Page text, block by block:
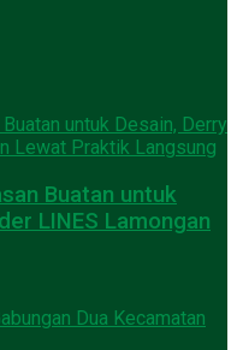
Buatan untuk
LINES Lamongan